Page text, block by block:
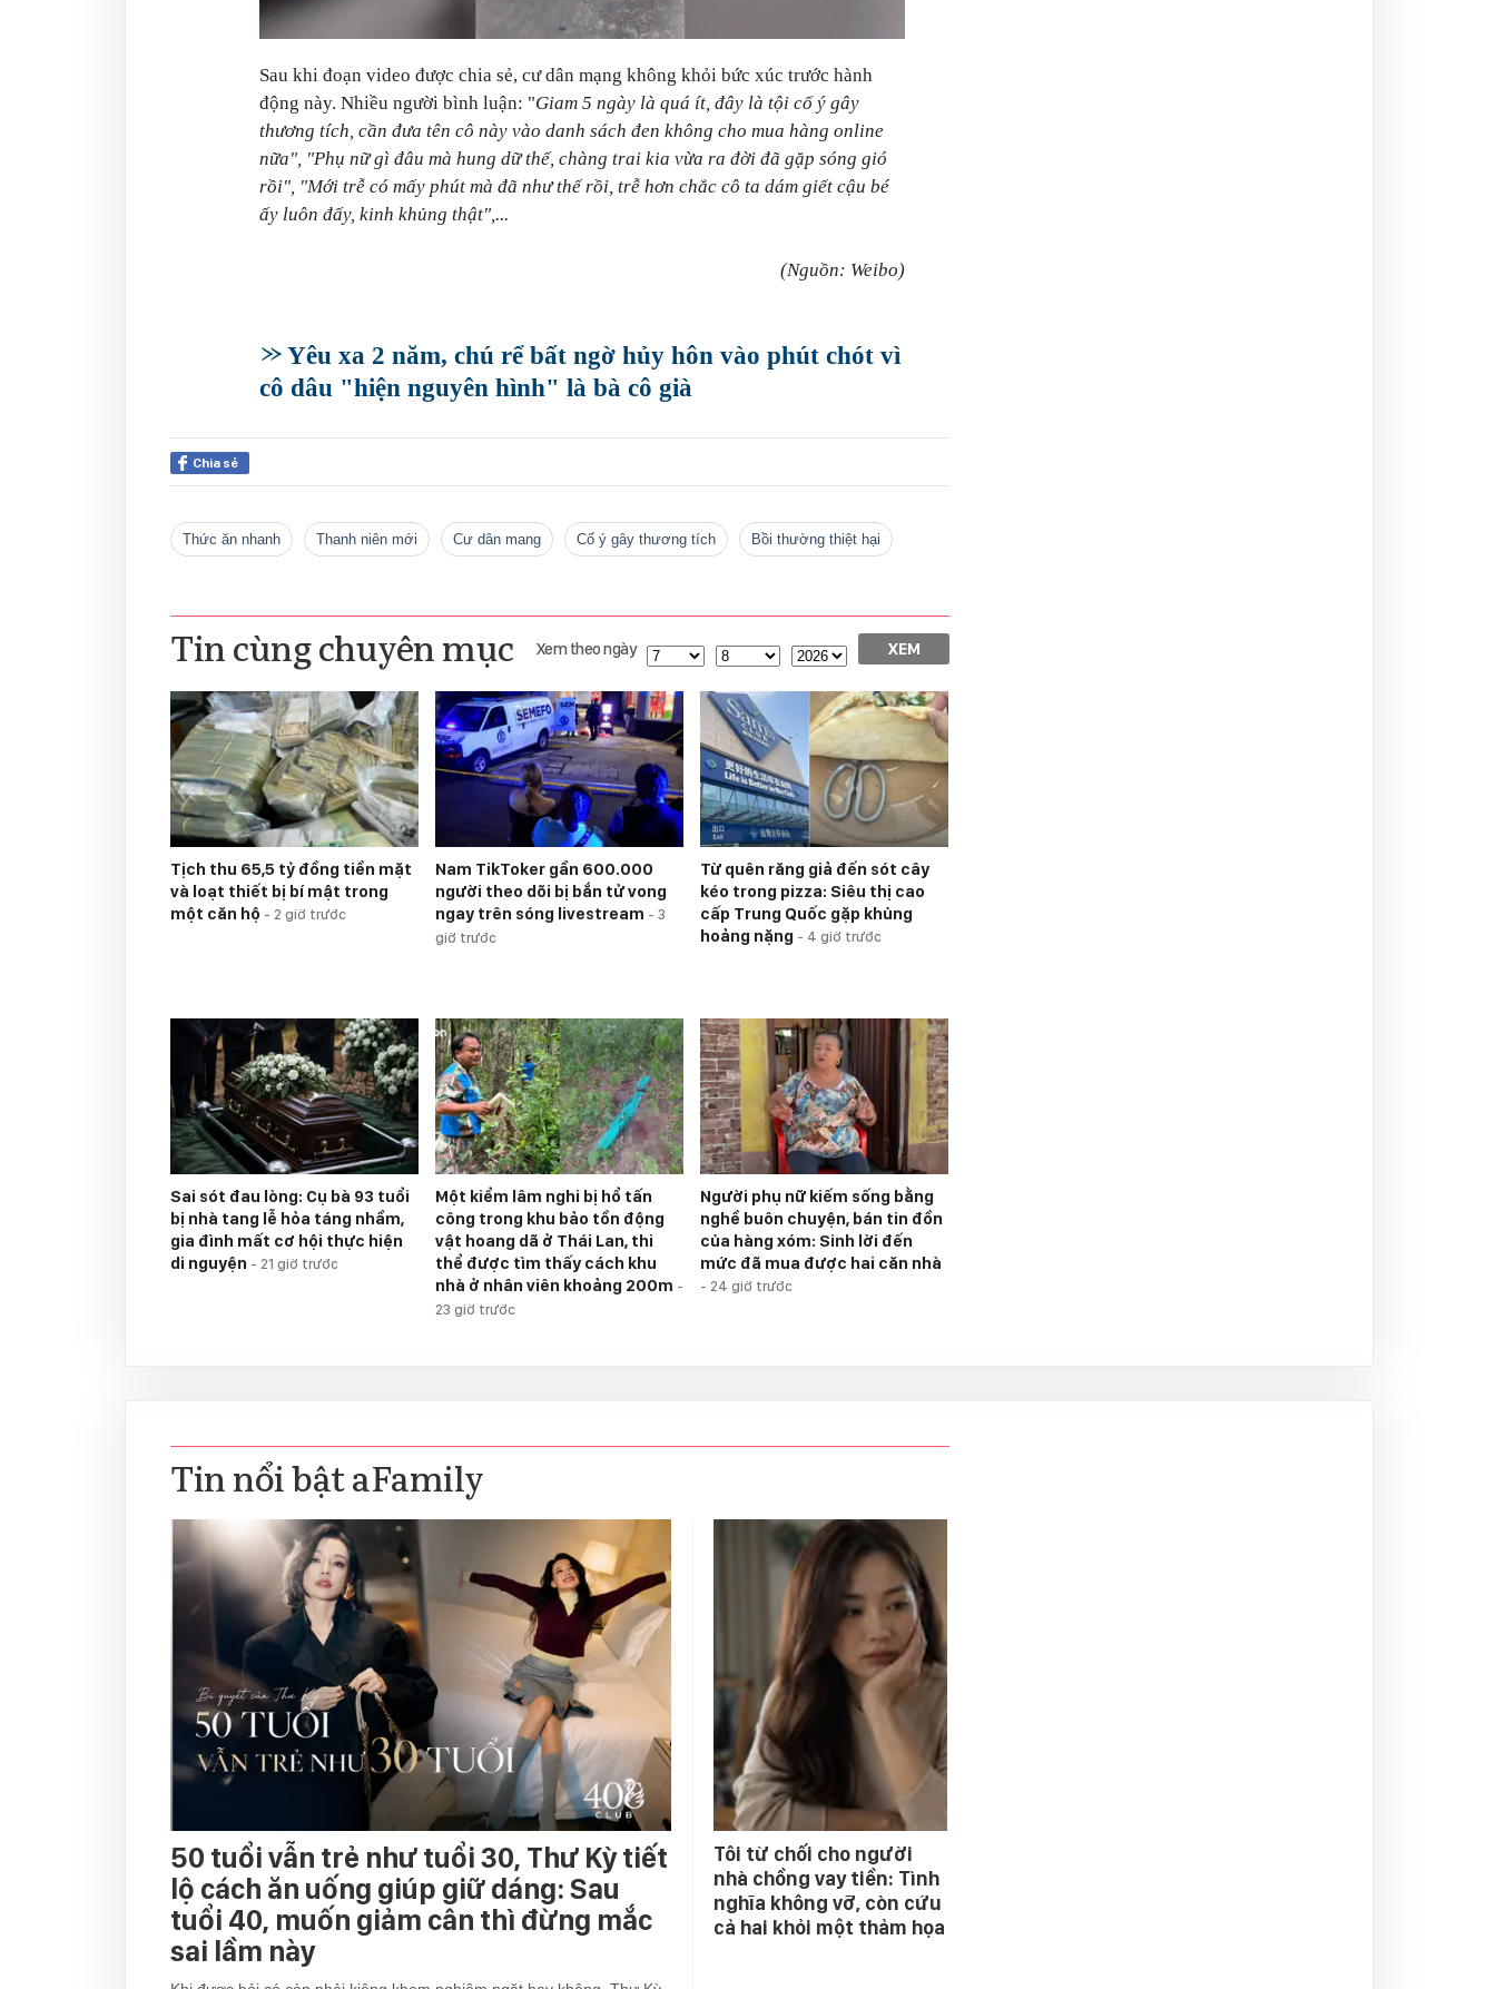
Sau khi đoạn video được chia sẻ, cư dân mạng không khỏi bức xúc trước hành
động này. Nhiều người bình luận: "Giam 5 ngày là quá ít, đây là tội cố ý gây
thương tích, cần đưa tên cô này vào danh sách đen không cho mua hàng online
nữa", "Phụ nữ gì đâu mà hung dữ thế, chàng trai kia vừa ra đời đã gặp sóng gió
rồi", "Mới trễ có mấy phút mà đã như thế rồi, trễ hơn chắc cô ta dám giết cậu bé
ấy luôn đấy, kinh khủng thật",...
(Nguồn: Weibo)
Yêu xa 2 năm, chú rể bất ngờ hủy hôn vào phút chót vì
cô dâu "hiện nguyên hình" là bà cô già
Chia sẻ
thức ăn nhanh thanh niên mới cư dân mang cố ý gây thương tích bồi thường thiệt hại
Tin cùng chuyên mục Xem theo ngày XEM
Tịch thu 65,5 tỷ đồng tiền mặt
và loạt thiết bị bí mật trong
một căn hộ - 2 giờ trước
Nam TikToker gần 600.000
người theo dõi bị bắn tử vong
ngay trên sóng livestream - 3
giờ trước
Từ quên răng giả đến sót cây
kéo trong pizza: Siêu thị cao
cấp Trung Quốc gặp khủng
hoảng nặng - 4 giờ trước
Sai sót đau lòng: Cụ bà 93 tuổi
bị nhà tang lễ hỏa táng nhầm,
gia đình mất cơ hội thực hiện
di nguyện - 21 giờ trước
Một kiểm lâm nghi bị hổ tấn
công trong khu bảo tồn động
vật hoang dã ở Thái Lan, thi
thể được tìm thấy cách khu
nhà ở nhân viên khoảng 200m -
23 giờ trước
Người phụ nữ kiếm sống bằng
nghề buôn chuyện, bán tin đồn
của hàng xóm: Sinh lời đến
mức đã mua được hai căn nhà
- 24 giờ trước
Tin nổi bật aFamily
50 tuổi vẫn trẻ như tuổi 30, Thư Kỳ tiết
lộ cách ăn uống giúp giữ dáng: Sau
tuổi 40, muốn giảm cân thì đừng mắc
sai lầm này
Tôi từ chối cho người
nhà chồng vay tiền: Tình
nghĩa không vỡ, còn cứu
cả hai khỏi một thảm họa